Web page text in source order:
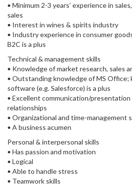
• Minimum 2-3 years’ experience in
sales
• Interest in wines & spirits industry
• Industry experience in consumer
B2C is a plus
Technical & management skills
• Knowledge of market research, sales
• Outstanding knowledge of MS Office;
software (e.g. Salesforce) is a plus
• Excellent communication/
relationships
• Organizational and time-management
• A business acumen
Personal & interpersonal skills
• Has passion and motivation
• Logical
• Able to handle stress
• Teamwork skills